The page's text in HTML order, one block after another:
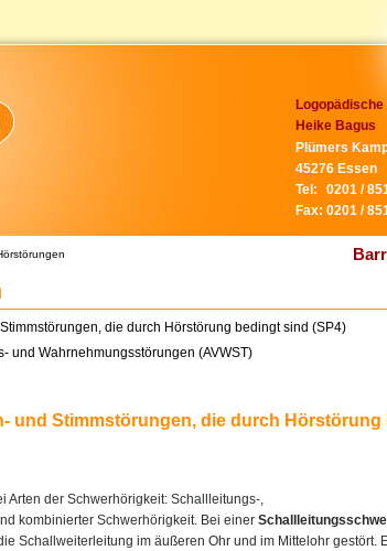
Heike Bagus
Plümers
45276 Essen
Tel:
0201 /
Fax: 0201 /
die durch Hörstörung bedingt sind (SP4)
und Wahrnehmungsstörungen (AVWST)
und Stimmstörungen, die durch Hörstörung
Arten der Schwerhörigkeit: Schallleitungs-,
kombinierter Schwerhörigkeit. Bei einer
Schallweiterleitung im äußeren Ohr und im Mittelohr gestört.